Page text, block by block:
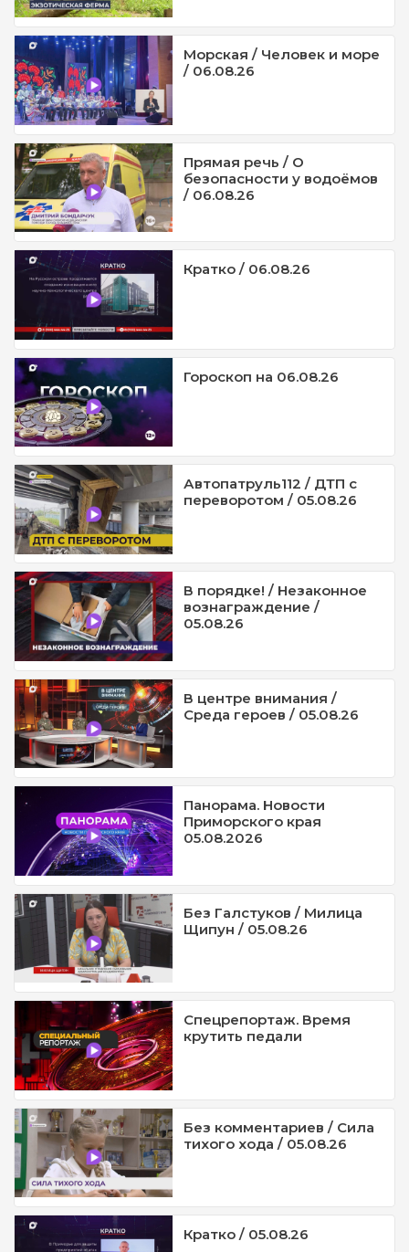
Морская / Человек и море
/ 06.08.26
Прямая речь / О
безопасности у водоёмов
/ 06.08.26
Кратко / 06.08.26
Гороскоп на 06.08.26
Автопатруль112 / ДТП с
переворотом / 05.08.26
В порядке! / Незаконное
вознаграждение /
05.08.26
В центре внимания /
Среда героев / 05.08.26
Панорама. Новости
Приморского края
05.08.2026
Без Галстуков / Милица
Щипун / 05.08.26
Спецрепортаж. Время
крутить педали
Без комментариев / Сила
тихого хода / 05.08.26
Кратко / 05.08.26